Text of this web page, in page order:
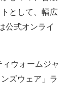
として、幅広
公式オンライ
ウォームジャ
ズウェア」ラ